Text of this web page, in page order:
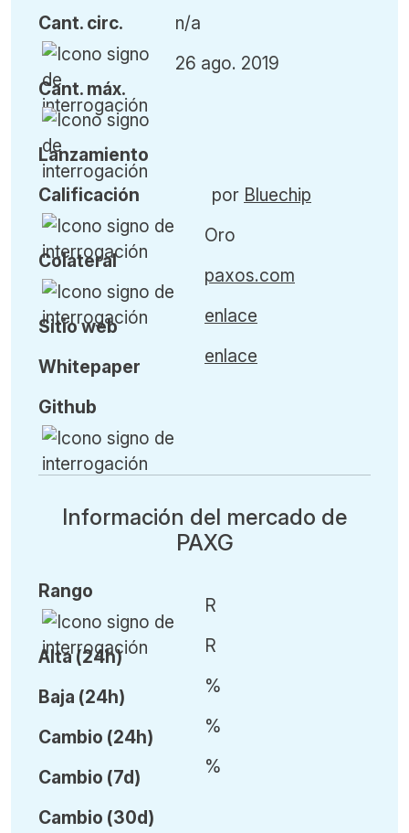
Cant. circ.
Cant. máx.
Lanzamiento
n/a
26 ago. 2019
Calificación
Colateral
Sitio web
Whitepaper
Github
por Bluechip
Oro
paxos.com
enlace
enlace
Información del mercado de
PAXG
Rango
Alta (24h)
Baja (24h)
Cambio (24h)
Cambio (7d)
Cambio (30d)
R
R
%
%
%